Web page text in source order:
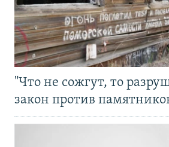
"Что не сожгут, то
закон против